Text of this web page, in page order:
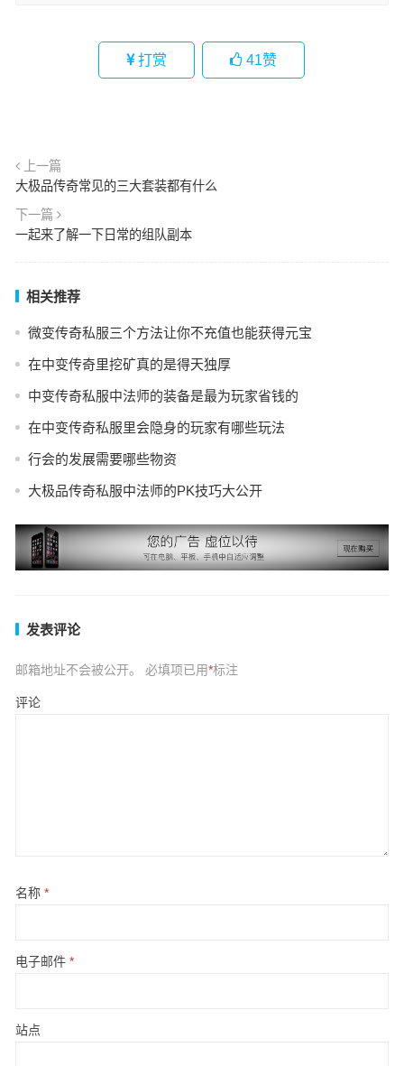
打赏 41赞
上一篇
大极品传奇常见的三大套装都有什么
下一篇
一起来了解一下日常的组队副本
相关推荐
微变传奇私服三个方法让你不充值也能获得元宝
在中变传奇里挖矿真的是得天独厚
中变传奇私服中法师的装备是最为玩家省钱的
在中变传奇私服里会隐身的玩家有哪些玩法
行会的发展需要哪些物资
大极品传奇私服中法师的PK技巧大公开
发表评论
邮箱地址不会被公开。 必填项已用*标注
评论
名称 *
电子邮件 *
站点